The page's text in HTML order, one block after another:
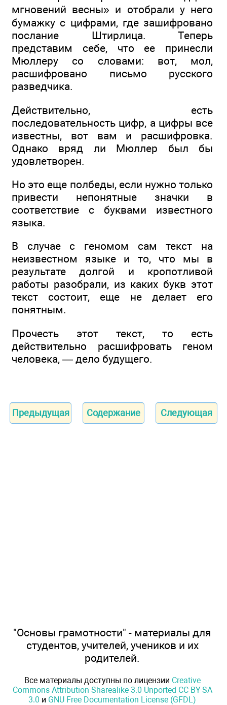
мгновений весны» и отобрали у него
бумажку с цифрами, где зашифровано
послание Штирлица. Теперь
представим себе, что ее принесли
Мюллеру со словами: вот, мол,
расшифровано письмо русского
разведчика.
Действительно, есть
последовательность цифр, а цифры все
известны, вот вам и расшифровка.
Однако вряд ли Мюллер был бы
удовлетворен.
Но это еще полбеды, если нужно только
привести непонятные значки в
соответствие с буквами известного
языка.
В случае с геномом сам текст на
неизвестном языке и то, что мы в
результате долгой и кропотливой
работы разобрали, из каких букв этот
текст состоит, еще не делает его
понятным.
Прочесть этот текст, то есть
действительно расшифровать геном
человека, — дело будущего.
Предыдущая Содержание Следующая
"Основы грамотности" - материалы для
студентов, учителей, учеников и их
родителей.
Все материалы доступны по лицензии Creative
Commons Attribution-Sharealike 3.0 Unported CC BY-SA
3.0 и GNU Free Documentation License (GFDL)